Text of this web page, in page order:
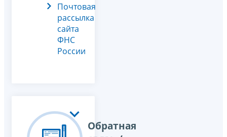
Почтовая
рассылка
сайта
ФНС
России
Обратная